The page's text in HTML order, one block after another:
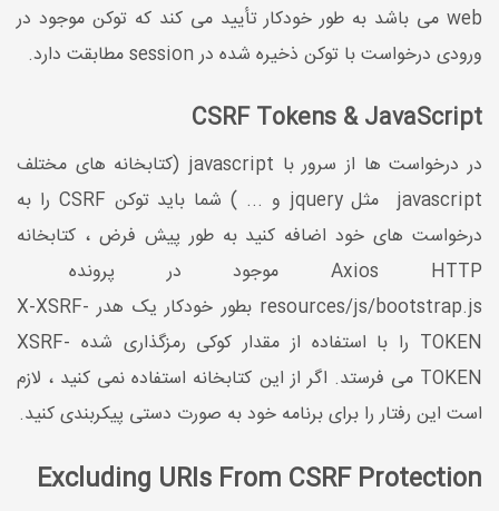
web می باشد به طور خودکار تأیید می کند که توکن موجود در
ورودی درخواست با توکن ذخیره شده در session مطابقت دارد.
CSRF Tokens & JavaScript
در درخواست ها از سرور با javascript (کتابخانه های مختلف
javascript مثل jquery و ... ) شما باید توکن CSRF را به
درخواست های خود اضافه کنید به طور پیش فرض ، کتابخانه
Axios HTTP موجود در پرونده
resources/js/bootstrap.js بطور خودکار یک هدر X-XSRF-
TOKEN را با استفاده از مقدار کوکی رمزگذاری شده XSRF-
TOKEN می فرستد. اگر از این کتابخانه استفاده نمی کنید ، لازم
است این رفتار را برای برنامه خود به صورت دستی پیکربندی کنید.
Excluding URIs From CSRF Protection